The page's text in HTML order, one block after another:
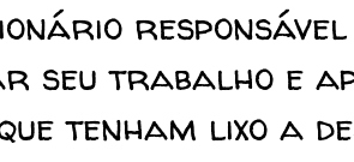
seu trabalho e
tenham lixo a